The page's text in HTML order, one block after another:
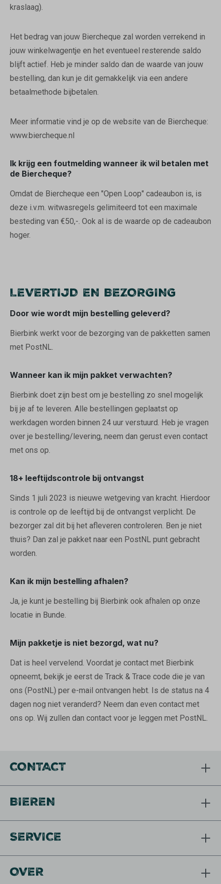
kraslaag).
Het bedrag van jouw Biercheque zal worden verrekend in
jouw winkelwagentje en het eventueel resterende saldo
blijft actief. Heb je minder saldo dan de waarde van jouw
bestelling, dan kun je dit gemakkelijk via een andere
betaalmethode bijbetalen.
Meer informatie vind je op de website van de Biercheque:
www.biercheque.nl
Ik krijg een foutmelding wanneer ik wil betalen met
de Biercheque?
Omdat de Biercheque een "Open Loop" cadeaubon is, is
deze i.v.m. witwasregels gelimiteerd tot een maximale
besteding van €50,-. Ook al is de waarde op de cadeaubon
hoger.
LEVERTIJD EN BEZORGING
Door wie wordt mijn bestelling geleverd?
Bierbink werkt voor de bezorging van de pakketten samen
met PostNL.
Wanneer kan ik mijn pakket verwachten?
Bierbink doet zijn best om je bestelling zo snel mogelijk
bij je af te leveren. Alle bestellingen geplaatst op
werkdagen worden binnen 24 uur verstuurd. Heb je vragen
over je bestelling/levering, neem dan gerust even contact
met ons op.
18+ leeftijdscontrole bij ontvangst
Sinds 1 juli 2023 is nieuwe wetgeving van kracht. Hierdoor
is controle op de leeftijd bij de ontvangst verplicht. De
bezorger zal dit bij het afleveren controleren. Ben je niet
thuis? Dan zal je pakket naar een PostNL punt gebracht
worden.
Kan ik mijn bestelling afhalen?
Ja, je kunt je bestelling bij Bierbink ook afhalen op onze
locatie in Bunde.
Mijn pakketje is niet bezorgd, wat nu?
Dat is heel vervelend. Voordat je contact met Bierbink
opneemt, bekijk je eerst de Track & Trace code die je van
ons (PostNL) per e-mail ontvangen hebt. Is de status na 4
dagen nog niet veranderd? Neem dan even contact met
ons op. Wij zullen dan contact voor je leggen met PostNL.
CONTACT
BIEREN
SERVICE
OVER